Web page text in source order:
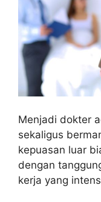
Menjadi dokter
sekaligus
kepuasan luar
dengan
kerja yang